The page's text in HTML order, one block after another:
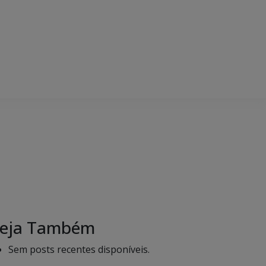
Também
Sem posts recentes disponíveis.